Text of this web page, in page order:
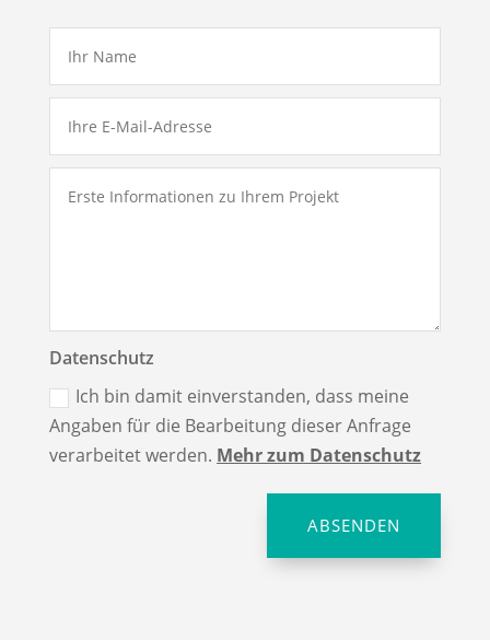
Datenschutz
Ich bin damit einverstanden, dass meine
Angaben für die Bearbeitung dieser Anfrage
verarbeitet werden. Mehr zum Datenschutz
ABSENDEN